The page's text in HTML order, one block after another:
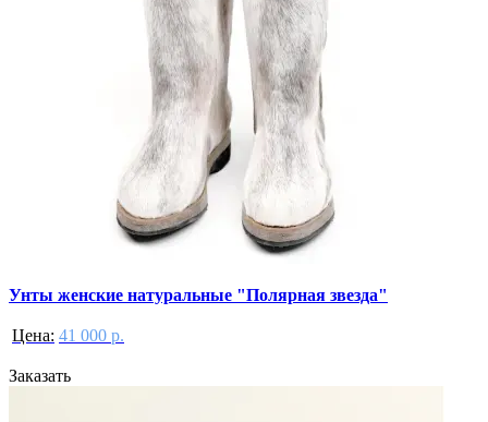
Унты женские натуральные "Полярная звезда"
Цена: 41 000 р.
Заказать